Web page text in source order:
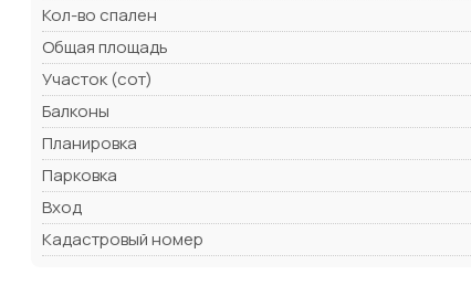
Кол-во спален
Общая площадь
Участок (сот)
Балконы
Планировка
Парковка
Вход
Кадастровый номер